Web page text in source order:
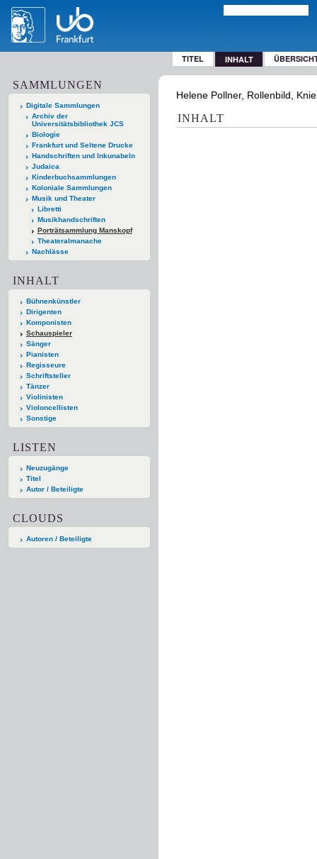
TITEL INHALT
SAMMLUNGEN
Digitale Sammlungen
Archiv der
Universitätsbibliothek JCS
Biologie
Frankfurt und Seltene Drucke
Handschriften und Inkunabeln
Judaica
Kinderbuchsammlungen
Koloniale Sammlungen
Musik und Theater
Libretti
Musikhandschriften
Porträtsammlung Manskopf
Theateralmanache
Nachlässe
INHALT
Bühnenkünstler
Dirigenten
Komponisten
Schauspieler
Sänger
Pianisten
Regisseure
Schriftsteller
Tänzer
Violinisten
Violoncellisten
Sonstige
LISTEN
Neuzugänge
Titel
Autor / Beteiligte
CLOUDS
Autoren / Beteiligte
Helene Pollner, Rollenbild,
INHALT